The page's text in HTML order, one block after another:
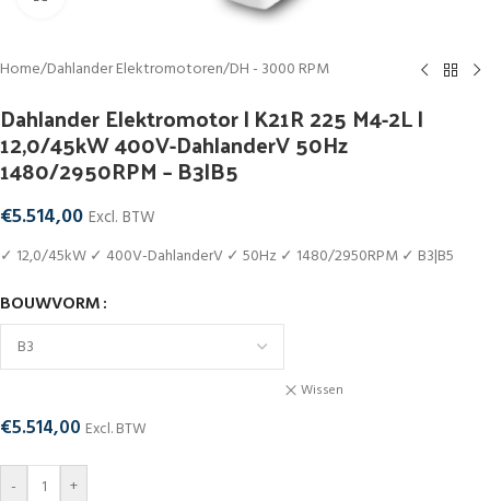
Home/Dahlander Elektromotoren/DH - 3000 RPM
Dahlander Elektromotor | K21R 225 M4-2L |
12,0/45kW 400V-DahlanderV 50Hz
1480/2950RPM – B3|B5
€5.514,00 Excl. BTW
✓ 12,0/45kW ✓ 400V-DahlanderV ✓ 50Hz ✓ 1480/2950RPM ✓ B3|B5
BOUWVORM
Wissen
€5.514,00 Excl. BTW
- +